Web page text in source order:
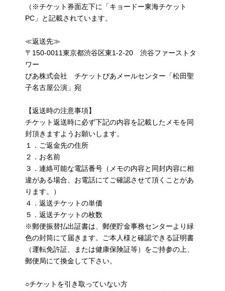
（※チケット券面左下に「キョードー東海チケット
PC」と記載されています。
≪返送先≫
〒150-0011東京都渋谷区東1-2-20 渋谷ファーストタ
ワー
ぴあ株式会社 チケットぴあメールセンター「松田聖
子名古屋公演」宛
【返送時の注意事項】
チケット返送時に必ず下記の内容を記載したメモを同
封頂きますようお願いします。
１．ご返金先の住所
２．お名前
３．連絡可能な電話番号（メモの内容と同封内容に相
違がある場合、お電話にてご確認させて頂くことがあ
ります。）
４．返送チケットの単価
５．返送チケットの枚数
※郵便振替払出証書は、郵便貯金事務センターより緑
色の封筒にて届きます。ご本人様と確認できる証明書
（運転免許証、または健康保険証等）をご持参の上、
郵便局にて換金して下さい。
○チケットを引き取っていない方